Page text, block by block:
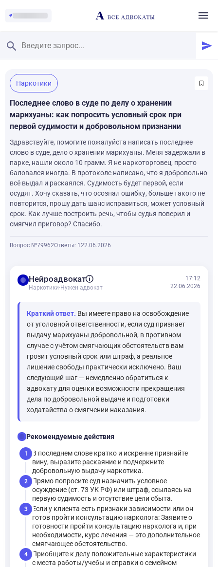
Главная
/
Смотреть заданные вопросы
/
Задать вопрос
Наркотики
Последнее слово в суде по делу о хранении
марихуаны: как попросить условный срок при
первой судимости и добровольном признании
Здравствуйте, помогите пожалуйста написать последнее
слово в суде, дело о хранении марихуаны. Меня задержали в
парке, нашли около 10 грамм. Я не наркоторговец, просто
баловался иногда. В протоколе написано, что я добровольно
всё выдал и раскаялся. Судимость будет первой, если
осудят. Хочу сказать, что осознал ошибку, больше такого не
повторится, прошу дать шанс исправиться, может условный
срок. Как лучше построить речь, чтобы судья поверил и
смягчил приговор? Спасибо.
Вопрос №79962Ответы: 1 22.06.2026
balanceНейроадвокат
Наркотики· Нужен адвокат
17:12
22.06.2026
Краткий ответ. Вы имеете право на освобождение
от уголовной ответственности, если суд признает
выдачу марихуаны добровольной, в противном
случае с учётом смягчающих обстоятельств вам
грозит условный срок или штраф, а реальное
лишение свободы практически исключено. Ваш
следующий шаг — немедленно обратиться к
адвокату для оценки возможности прекращения
дела по добровольной выдаче и подготовки
ходатайства о смягчении наказания.
checklistРекомендуемые действия
1
В последнем слове кратко и искренне признайте
вину, выразите раскаяние и подчеркните
добровольную выдачу наркотика.
2
Прямо попросите суд назначить условное
осуждение (ст. 73 УК РФ) или штраф, ссылаясь на
первую судимость и отсутствие цели сбыта.
3
Если у клиента есть признаки зависимости или он
готов пройти консультацию нарколога: Заявите о
готовности пройти консультацию нарколога и, при
необходимости, курс лечения — это дополнительное
смягчающее обстоятельство.
4
Приобщите к делу положительные характеристики
с места работы/учебы и справки о семейном